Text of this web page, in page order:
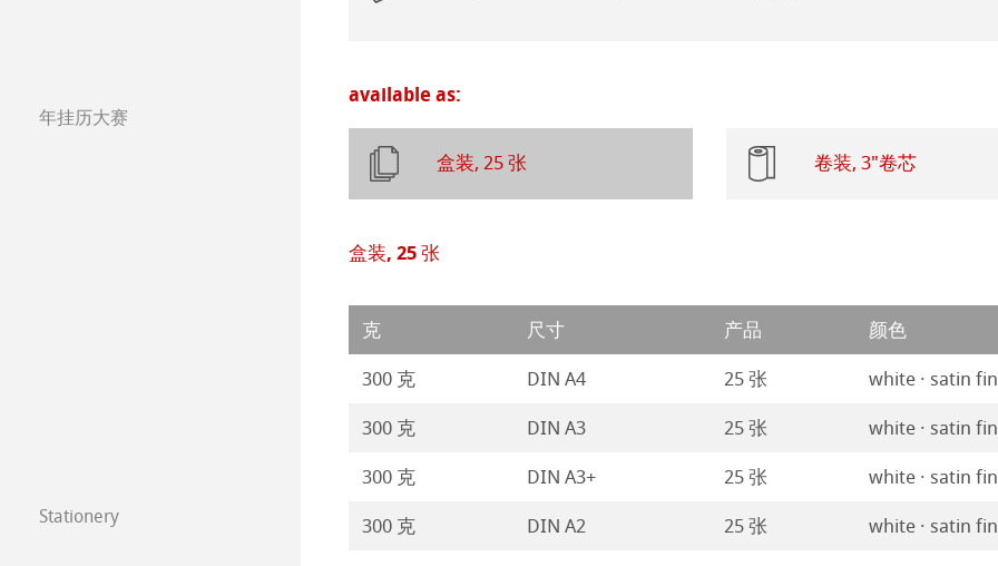
Harmony & Expression
漫画/平面设计/插画
Classical Printing Methods
技术绘图纸
透明纸
方格纸
静力学用纸
等轴纸
绘画纸 Stella
Lana 传统美术纸
Protect & Authenticate
Co-Branding Products
年挂历大赛
年挂历大赛2026
年挂历大赛2025
年挂历大赛2024
年挂历大赛2023
Paintings 2022
Paintings 2021
Paintings 2020
Paintings 2019
Stationery
FineNotes by Hahnemühle
available as:
盒装, 25 张 卷装, 3"卷芯
盒装, 25 张
克 尺寸 产品 颜色
300 克 DIN A4 25 张 white · satin
300 克 DIN A3 25 张 white · satin
300 克 DIN A3+ 25 张 white · satin
300 克 DIN A2 25 张 white · satin